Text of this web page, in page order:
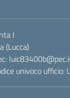
I
(Lucca)
univoco ufficio: